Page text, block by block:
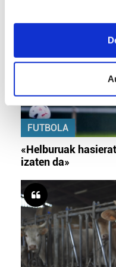
If you allow, we would
Collect
Identify your
specific
Find out more about
and set your
Guk eta gure
prozesatzen ditugu,
teknologia erabiliz,
pertsonalizatuak
neurtzeko, jendeari
produktuak garatzeko.
erabiltzen dituen hauta
FUTBOLA
«Helburuak
izaten da»